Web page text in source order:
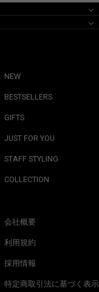
NEW
BESTSELLERS
GIFTS
JUST FOR YOU
STAFF STYLING
COLLECTION
会社概要
利用規約
採用情報
特定商取引法に基づく表示